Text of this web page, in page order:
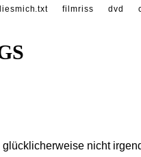
liesmich.txt filmriss dvd
nicht